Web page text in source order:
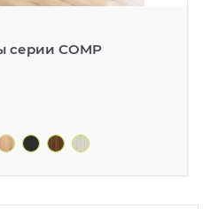
серии COMP